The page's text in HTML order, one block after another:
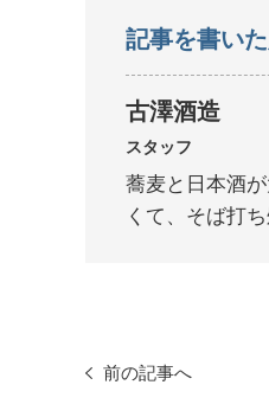
記事を書い
古澤酒造
スタッフ
蕎麦と日本酒
くて、そば打
前の記事へ